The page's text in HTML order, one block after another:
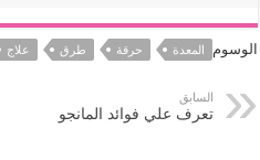
الوسوم المعدة حرقة طرق علاج
السابق
تعرف علي فوائد المانجو